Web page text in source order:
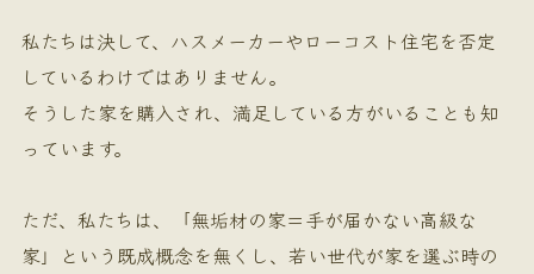
私たちは決して、ハスメーカーやローコスト住宅を否定
しているわけではありません。
そうした家を購入され、満足している方がいることも知
っています。
ただ、私たちは、「無垢材の家＝手が届かない高級な
家」という既成概念を無くし、若い世代が家を選ぶ時の